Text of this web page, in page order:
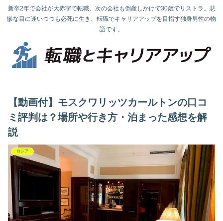
新卒2年で会社が大赤字で転職、次の会社も倒産しかけで30歳でリストラ。悲
惨な目に逢いつつも必死に生き、転職でキャリアアップを目指す独身男性の物
語です。
【動画付】モスクワリッツカールトンの口コ
ミ評判は？場所や行き方・泊まった感想を解
説
ロシア